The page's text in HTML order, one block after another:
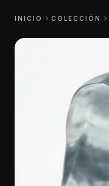
INICIO chevron_right COLECCIÓN chevron_right